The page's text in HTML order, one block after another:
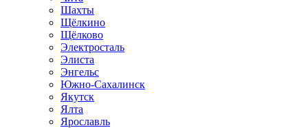
Шахты
Щёлкино
Щёлково
Электросталь
Элиста
Энгельс
Южно-Сахалинск
Якутск
Ялта
Ярославль